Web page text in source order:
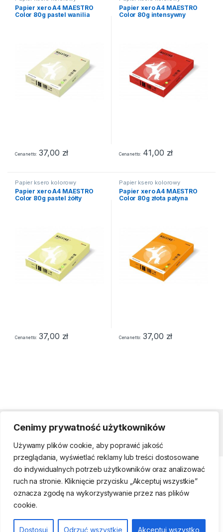
Cenimy prywatność użytkowników
Używamy plików cookie, aby poprawić jakość
przeglądania, wyświetlać reklamy lub treści dostosowane
do indywidualnych potrzeb użytkowników oraz analizować
ruch na stronie. Kliknięcie przycisku „Akceptuj wszystkie”
oznacza zgodę na wykorzystywanie przez nas plików
cookie.
Dostosuj Odrzuć wszystkie Akceptuj wszystko
Papier xero A4 MAESTRO
Color 80g pastel wanilia
Cena netto 37,00 zł
Papier xero A4 MAESTRO
Color 80g intensywny
Cena netto 41,00 zł
Papier ksero kolorowy
Papier xero A4 MAESTRO
Color 80g pastel żółty
Cena netto 37,00 zł
Papier ksero kolorowy
Papier xero A4 MAESTRO
Color 80g złota patyna
Cena netto 37,00 zł
Strefa klienta
(22) 761-17-50, 509